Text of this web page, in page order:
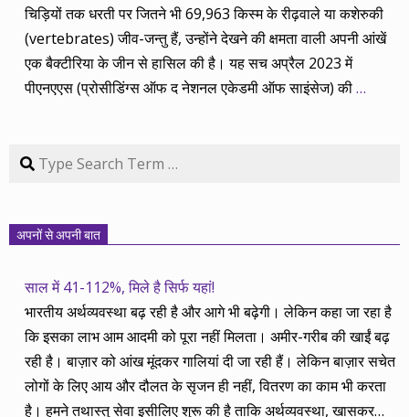
चिड़ियों तक धरती पर जितने भी 69,963 किस्म के रीढ़वाले या कशेरुकी
(vertebrates) जीव-जन्तु हैं, उन्होंने देखने की क्षमता वाली अपनी आंखें
एक बैक्टीरिया के जीन से हासिल की है। यह सच अप्रैल 2023 में
पीएनएएस (प्रोसीडिंग्स ऑफ द नेशनल एकेडमी ऑफ साइंसेज) की…
Search
अपनों से अपनी बात
साल में 41-112%, मिले है सिर्फ यहां!
भारतीय अर्थव्यवस्था बढ़ रही है और आगे भी बढ़ेगी। लेकिन कहा जा रहा है
कि इसका लाभ आम आदमी को पूरा नहीं मिलता। अमीर-गरीब की खाईं बढ़
रही है। बाज़ार को आंख मूंदकर गालियां दी जा रही हैं। लेकिन बाज़ार सचेत
लोगों के लिए आय और दौलत के सृजन ही नहीं, वितरण का काम भी करता
है। हमने तथास्तु सेवा इसीलिए शुरू की है ताकि अर्थव्यवस्था, खासकर